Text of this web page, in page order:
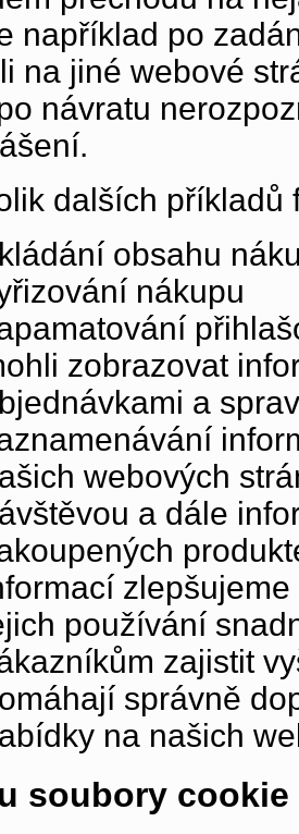
například po
na jiné webové
návratu
dalších příkladů
obsahu
nákupu
zobrazovat
a
webových
a dále
používání
zajistit
správně
na našich
soubory cookie